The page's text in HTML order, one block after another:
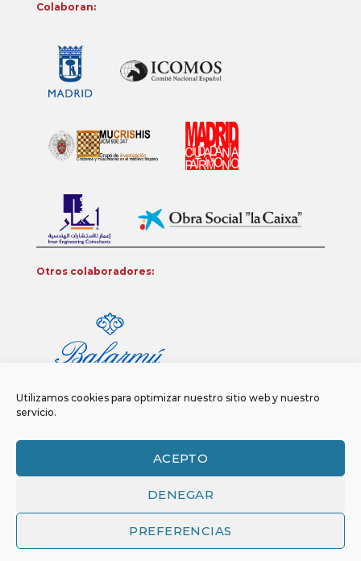
Utilizamos cookies para optimizar nuestro sitio web y nuestro
servicio.
ACEPTO
DENEGAR
PREFERENCIAS
Colaboran:
Otros colaboradores:
Política de privacidad
intelectual e industrial de este sitio web, y es también titular o tiene la
correspondiente licencia sobre los derechos de propiedad intelectual,